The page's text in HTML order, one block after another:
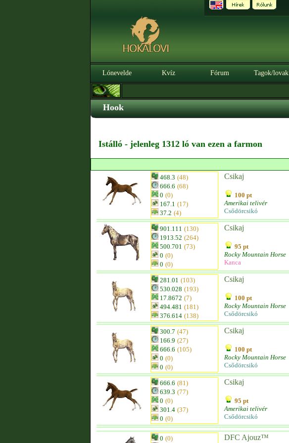
Lónevelde Kvíz Fórum Tagok/lovak
Hook
Istálló - jelenleg 1312 ló van ezen a farmon
468.3 (48)
666.6 (68)
0 (0)
167.1 (17)
37.2 (4)
Csikaj
100 pt
Amerikai telivér
Csődörcsikó
901.111 (130)
1913.52 (264)
500.701 (73)
0 (0)
0 (0)
Csikaj
95 pt
Rocky Mountain Horse
Kanca
281.01 (103)
530.028 (193)
17.8672 (7)
494.481 (181)
376.614 (138)
Csikaj
100 pt
Rocky Mountain Horse
Csődörcsikó
300.7 (47)
166.9 (27)
666.6 (105)
0 (0)
0 (0)
Csikaj
100 pt
Rocky Mountain Horse
Csődörcsikó
666.6 (81)
639.3 (77)
0 (0)
301.4 (37)
0 (0)
Csikaj
95 pt
Amerikai telivér
Csődörcsikó
0 (0)
DFC Ajouz™